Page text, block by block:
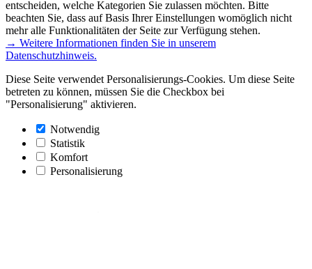
entscheiden, welche Kategorien Sie zulassen möchten. Bitte
beachten Sie, dass auf Basis Ihrer Einstellungen womöglich nicht
mehr alle Funktionalitäten der Seite zur Verfügung stehen.
→ Weitere Informationen finden Sie in unserem
Datenschutzhinweis.
Diese Seite verwendet Personalisierungs-Cookies. Um diese Seite
betreten zu können, müssen Sie die Checkbox bei
"Personalisierung" aktivieren.
Notwendig
Statistik
Komfort
Personalisierung